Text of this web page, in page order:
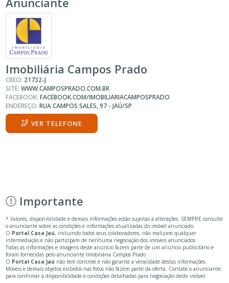
Imobiliária Campos Prado
CRECI: 21732-J
SITE:WWW.CAMPOSPRADO.COM.BR
FACEBOOK:FACEBOOK.COM/IMOBILIARIACAMPOSPRADO
ENDEREÇO:RUA CAMPOS SALES, 97 - JAÚ/SP
VER TELEFONE
Importante
* Valores, disponibilidade e demais informações estão sujeitas à alterações. SEMPRE consulte
o anunciante sobre as condições e informações atualizadas do imóvel anunciado.
O Portal Casa Jaú, incluindo todos seus colaboradores, não realizam qualquer
intermediação e não participam de nenhuma negociação dos imóveis anunciados.
Todas as informações e imagens deste anúncio fazem parte de um anúncio publicitário e
foram fornecidas pelo anunciante Imobiliária Campos Prado.
O Portal Casa Jaú não tem controle e não garante a veracidade destas informações.
Móveis e demais objetos exibidos nas fotos não fazem parte da oferta. Contate o anunciante
para confirmar a disponibilidade e condições detalhadas para negociação deste imóvel.